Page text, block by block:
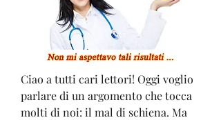
Ciao a tutti cari lettori! Oggi voglio
parlare di un argomento che tocca
molti di noi: il mal di schiena. Ma